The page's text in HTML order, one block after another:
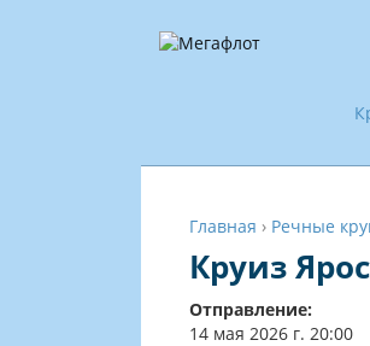
Главная › Речные
Круиз
Отправление:
14 мая 2026 г. 20:00